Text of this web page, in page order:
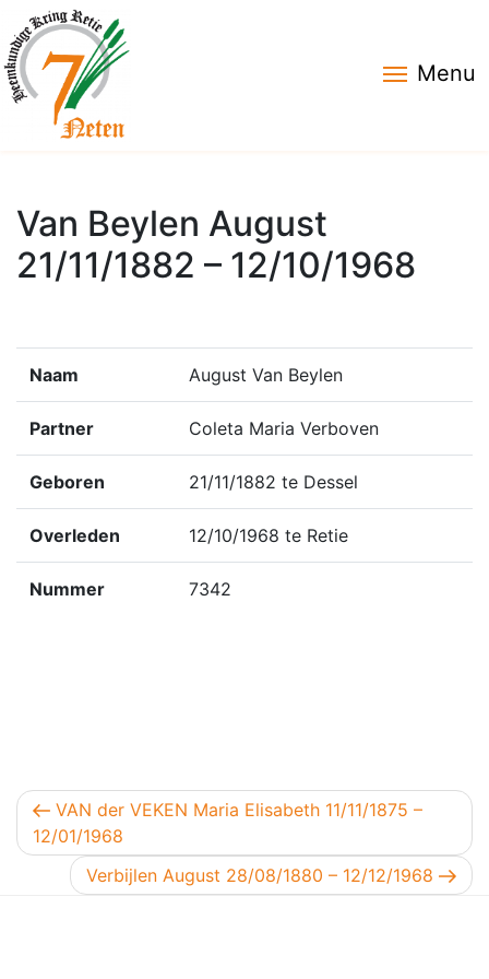
Menu
Van Beylen August
21/11/1882 – 12/10/1968
Naam August Van Beylen
Partner Coleta Maria Verboven
Geboren 21/11/1882 te Dessel
Overleden 12/10/1968 te Retie
Nummer 7342
Berichtnavigatie
Vorig bericht
VAN der VEKEN Maria Elisabeth 11/11/1875 –
12/01/1968
Volgend bericht
Verbijlen August 28/08/1880 – 12/12/1968